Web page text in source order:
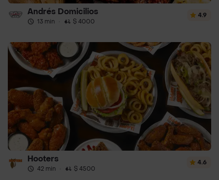
Andrés Domicilios
13 min · $ 4000
4.9
Hooters
42 min · $ 4500
4.6